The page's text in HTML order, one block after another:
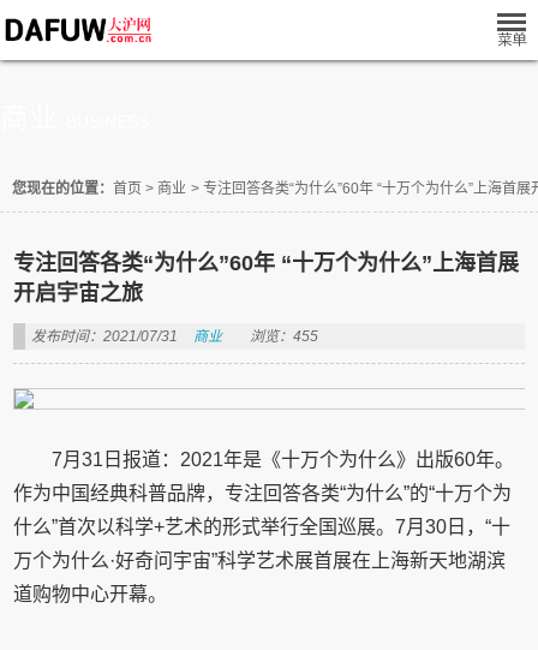
您现在的位置： 首页 > 商业 > 专注回答各类“为什么”60年 “十万个为什么”上海首展
专注回答各类“为什么”60年 “十万个为什么”上海首展
开启宇宙之旅
发布时间：2021/07/31 商业 浏览：455
7月31日报道：2021年是《十万个为什么》出版60年。
作为中国经典科普品牌，专注回答各类“为什么”的“十万个为
什么”首次以科学+艺术的形式举行全国巡展。7月30日，“十
万个为什么·好奇问宇宙”科学艺术展首展在上海新天地湖滨
道购物中心开幕。